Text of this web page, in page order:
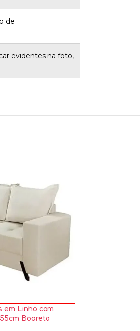
de
evidentes na foto,
em Linho com
Boareto